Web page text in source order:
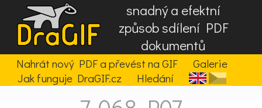
snadný a efektní
způsob sdílení PDF
dokumentů
Nahrát nový PDF a převést na GIF
Galerie
Jak funguje DraGIF.cz
Hledání